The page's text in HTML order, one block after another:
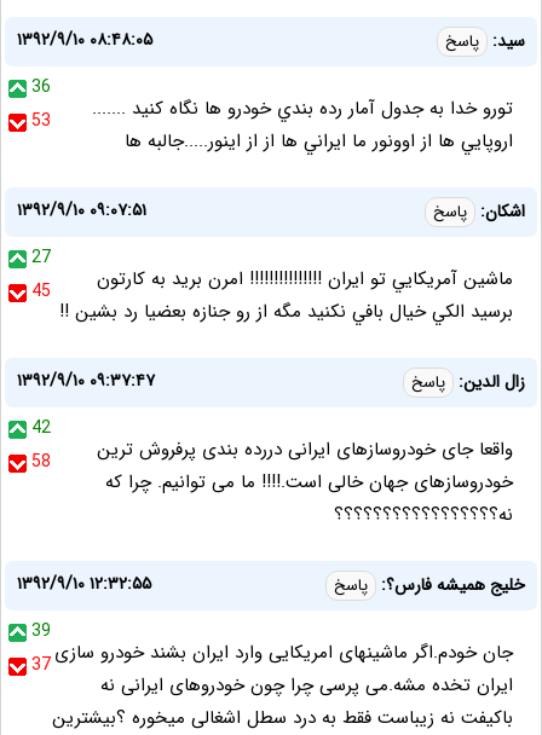
سيد: پاسخ
۱۳۹۲/۹/۱۰ ۰۸:۴۸:۰۵
36
53
تورو خدا به جدول آمار رده بندي خودرو ها نگاه كنيد .......
اروپايي ها از اوونور ما ايراني ها از از اينور.....جالبه ها
اشكان: پاسخ
۱۳۹۲/۹/۱۰ ۰۹:۰۷:۵۱
27
45
ماشين آمريكايي تو ايران !!!!!!!!!!!!!!! امرن بريد به كارتون
برسيد الكي خيال بافي نكنيد مگه از رو جنازه بعضيا رد بشين !!
زال الدین: پاسخ
۱۳۹۲/۹/۱۰ ۰۹:۳۷:۴۷
42
58
واقعا جای خودروسازهای ایرانی دررده بندی پرفروش ترین
خودروسازهای جهان خالی است.!!!! ما می توانیم. چرا که
نه؟؟؟؟؟؟؟؟؟؟؟؟؟؟؟؟؟
خلیج همیشه فارس؟: پاسخ
۱۳۹۲/۹/۱۰ ۱۲:۳۲:۵۵
39
37جان خودم.اگر ماشینهای امریکایی وارد ایران بشند خودرو سازی
ایران تخده مشه.می پرسی چرا چون خودروهای ایرانی نه
باکیفت نه زیباست فقط به درد سطل اشغالی میخوره ؟بیشترین